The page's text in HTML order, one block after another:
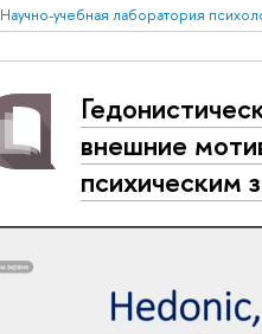
Научно-учебная лаборатория
внешние
психическим